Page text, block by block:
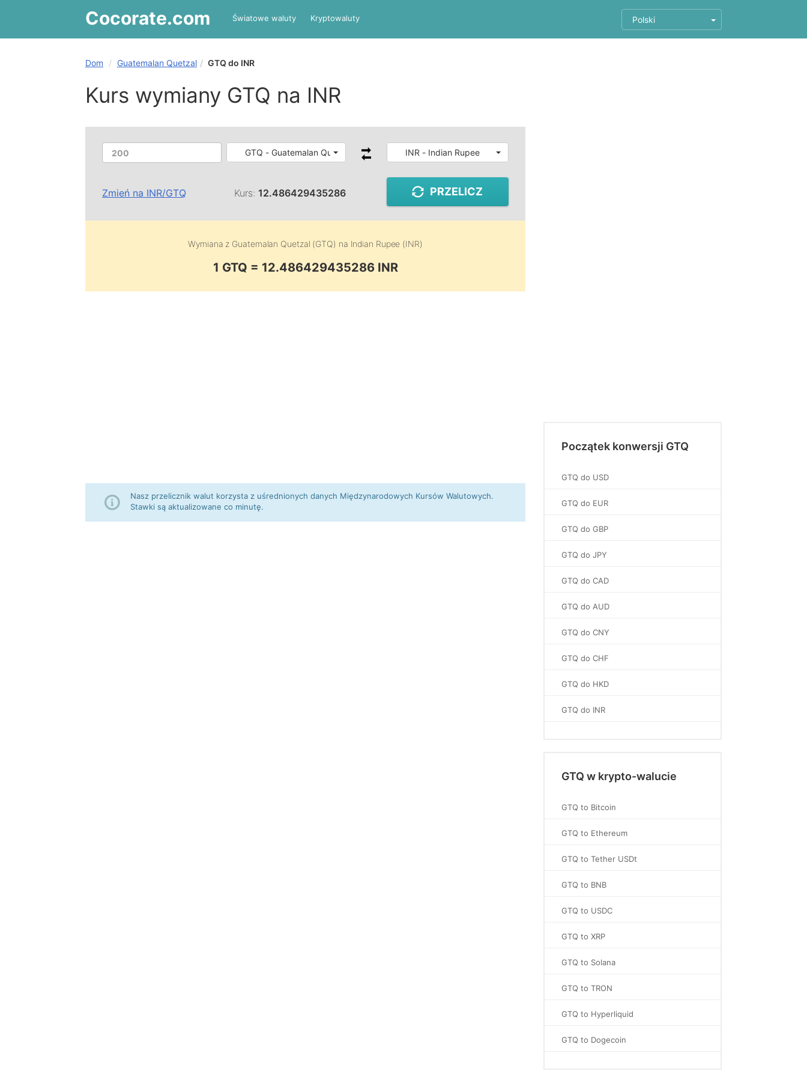
Cocorate.com Światowe waluty Kryptowaluty Polski
Dom Guatemalan Quetzal GTQ do INR
Kurs wymiany GTQ na INR
GTQ - Guatemalan Quetzal INR - Indian Rupee
Zmień na INR/GTQ Kurs:12.486429435286 PRZELICZ
Wymiana z Guatemalan Quetzal (GTQ) na Indian Rupee (INR)
1 GTQ = 12.486429435286 INR
Nasz przelicznik walut korzysta z uśrednionych danych Międzynarodowych Kursów Walutowych.
Stawki są aktualizowane co minutę.
Początek konwersji GTQ
GTQ do USD
GTQ do EUR
GTQ do GBP
GTQ do JPY
GTQ do CAD
GTQ do AUD
GTQ do CNY
GTQ do CHF
GTQ do HKD
GTQ do INR
GTQ w krypto-walucie
GTQ to Bitcoin
GTQ to Ethereum
GTQ to Tether USDt
GTQ to BNB
GTQ to USDC
GTQ to XRP
GTQ to Solana
GTQ to TRON
GTQ to Hyperliquid
GTQ to Dogecoin